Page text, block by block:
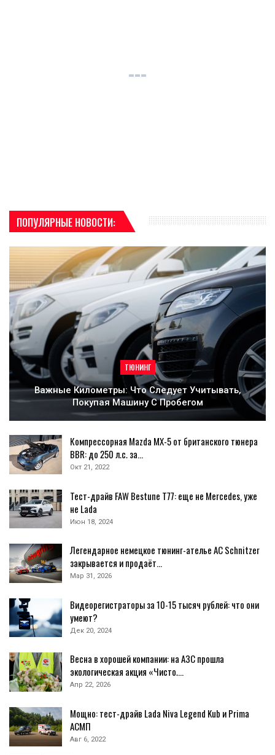
ПОПУЛЯРНЫЕ НОВОСТИ:
ТЮНИНГ
Важные Километры: Что Следует Учитывать,
Покупая Машину С Пробегом
Компрессорная Mazda MX-5 от британского тюнера
BBR: до 250 л.с. за…
Окт 21, 2022
Тест-драйв FAW Bestune T77: еще не Mercedes, уже
не Lada
Июн 18, 2024
Легендарное немецкое тюнинг-ателье AC Schnitzer
закрывается и продаёт…
Мар 31, 2026
Видеорегистраторы за 10-15 тысяч рублей: что они
умеют?
Дек 20, 2024
Весна в хорошей компании: на АЗС прошла
экологическая акция «Чисто.…
Апр 22, 2026
Мощно: тест-драйв Lada Niva Legend Kub и Prima
АСМП
Авг 6, 2022